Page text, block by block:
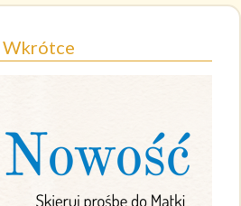
Wkrótce